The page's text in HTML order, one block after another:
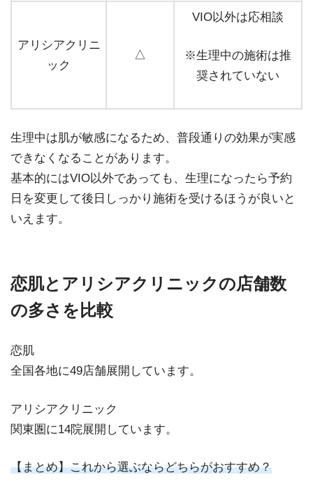
アリシアクリニ
ック
△
VIO以外は応相談
※生理中の施術は推
奨されていない
生理中は肌が敏感になるため、普段通りの効果が実感
できなくなることがあります。
基本的にはVIO以外であっても、生理になったら予約
日を変更して後日しっかり施術を受けるほうが良いと
いえます。
恋肌とアリシアクリニックの店舗数
の多さを比較
恋肌
全国各地に49店舗展開しています。
アリシアクリニック
関東圏に14院展開しています。
【まとめ】これから選ぶならどちらがおすすめ？